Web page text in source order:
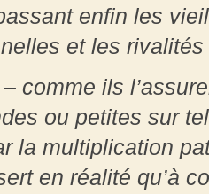
enfin les
et les rivalités
comme ils
ou petites sur
la multiplication
en réalité qu’à